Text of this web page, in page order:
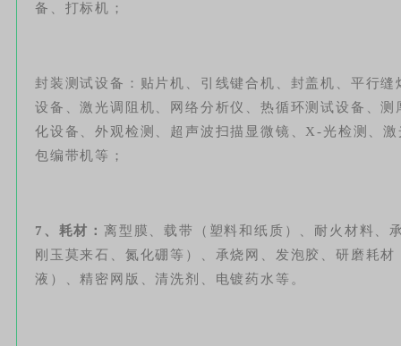
备、打标机；
封装测试设备：贴片机、引线键合机、封盖机、平行
设备、激光调阻机、网络分析仪、热循环测试设备、
化设备、外观检测、超声波扫描显微镜、X-光检测、
包编带机等；
7、耗材： 离型膜、载带（塑料和纸质）、耐火材料、
刚玉莫来石、氮化硼等）、承烧网、发泡胶、研磨耗
液）、精密网版、清洗剂、电镀药水等。